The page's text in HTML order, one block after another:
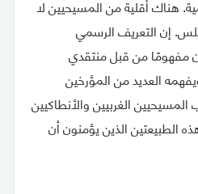
هناك أقلية من المسيحيين لا
إن التعريف الرسمي
مفهومًا من قبل منتقدي
العديد من المؤرخين
المسيحيين الغربيين والأنطاكيين
الطبيعتين الذين يؤمنون أن